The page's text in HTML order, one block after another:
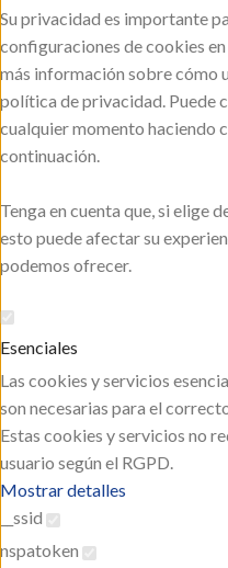
Su privacidad es importante
configuraciones de cookies
más información sobre cómo
política de privacidad. Puede
cualquier momento haciendo
continuación.
Tenga en cuenta que, si elige
esto puede afectar su
podemos ofrecer.
Esenciales
Las cookies y servicios
son necesarias para el
Estas cookies y servicios no
usuario según el RGPD.
Mostrar detalles
__ssid
nspatoken